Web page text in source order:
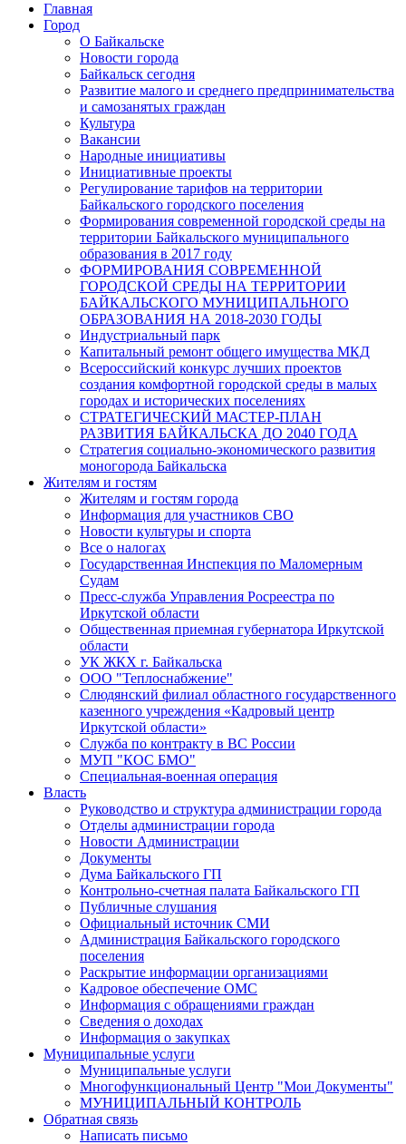
Главная
Город
О Байкальске
Новости города
Байкальск сегодня
Развитие малого и среднего предпринимательства
и самозанятых граждан
Культура
Вакансии
Народные инициативы
Инициативные проекты
Регулирование тарифов на территории
Байкальского городского поселения
Формирования современной городской среды на
территории Байкальского муниципального
образования в 2017 году
ФОРМИРОВАНИЯ СОВРЕМЕННОЙ
ГОРОДСКОЙ СРЕДЫ НА ТЕРРИТОРИИ
БАЙКАЛЬСКОГО МУНИЦИПАЛЬНОГО
ОБРАЗОВАНИЯ НА 2018-2030 ГОДЫ
Индустриальный парк
Капитальный ремонт общего имущества МКД
Всероссийский конкурс лучших проектов
создания комфортной городской среды в малых
городах и исторических поселениях
СТРАТЕГИЧЕСКИЙ МАСТЕР-ПЛАН
РАЗВИТИЯ БАЙКАЛЬСКА ДО 2040 ГОДА
Стратегия социально-экономического развития
моногорода Байкальска
Жителям и гостям
Жителям и гостям города
Информация для участников СВО
Новости культуры и спорта
Все о налогах
Государственная Инспекция по Маломерным
Судам
Пресс-служба Управления Росреестра по
Иркутской области
Общественная приемная губернатора Иркутской
области
УК ЖКХ г. Байкальска
ООО "Теплоснабжение"
Слюдянский филиал областного государственного
казенного учреждения «Кадровый центр
Иркутской области»
Служба по контракту в ВС России
МУП "КОС БМО"
Специальная-военная операция
Власть
Руководство и структура администрации города
Отделы администрации города
Новости Администрации
Документы
Дума Байкальского ГП
Контрольно-счетная палата Байкальского ГП
Публичные слушания
Официальный источник СМИ
Администрация Байкальского городского
поселения
Раскрытие информации организациями
Кадровое обеспечение ОМС
Информация с обращениями граждан
Сведения о доходах
Информация о закупках
Муниципальные услуги
Муниципальные услуги
Многофункциональный Центр "Мои Документы"
МУНИЦИПАЛЬНЫЙ КОНТРОЛЬ
Обратная связь
Написать письмо